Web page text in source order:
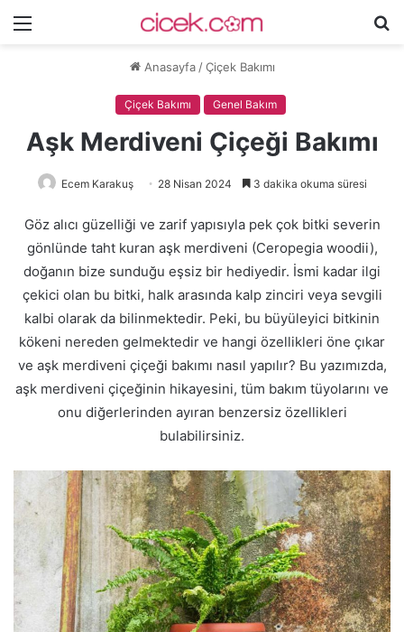
Menü
Anasayfa / Çiçek Bakımı
Çiçek Bakımı Genel Bakım
Aşk Merdiveni Çiçeği Bakımı
Ecem Karakuş 28 Nisan 2024 3 dakika okuma süresi
Göz alıcı güzelliği ve zarif yapısıyla pek çok bitki severin
gönlünde taht kuran aşk merdiveni (Ceropegia woodii),
doğanın bize sunduğu eşsiz bir hediyedir. İsmi kadar ilgi
çekici olan bu bitki, halk arasında kalp zinciri veya sevgili
kalbi olarak da bilinmektedir. Peki, bu büyüleyici bitkinin
kökeni nereden gelmektedir ve hangi özellikleri öne çıkar
ve aşk merdiveni çiçeği bakımı nasıl yapılır? Bu yazımızda,
aşk merdiveni çiçeğinin hikayesini, tüm bakım tüyolarını ve
onu diğerlerinden ayıran benzersiz özellikleri
bulabilirsiniz.